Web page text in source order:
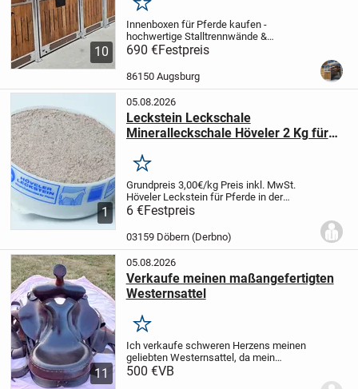
10
Merken
Innenboxen für Pferde kaufen -
hochwertige Stalltrennwände &
Boxensysteme vom Hersteller
Hochwertige Innenboxen für Pferde und
stabile Trennwände für moderne
PferdeställeUnsere Innenboxen für...
690 €Festpreis
86150 Augsburg
1
05.08.2026
Leckstein Leckschale
Mineralleckschale Höveler 2 Kg für
Merken
Grundpreis 3,00€/kgPreis inkl. MwSt.
Höveler Leckstein für Pferde in der
handlichen 2 Kg Schale.
Versorgung mit allen lebenswichtigen
Mineralien und Spurenelementen.
6 €Festpreis
03159 Döbern (Derbno)
11
05.08.2026
Verkaufe meinen maßangefertigten
Westernsattel
Merken
Ich verkaufe schweren Herzens meinen
geliebten Westernsattel, da mein
Haflinger inzwischen zu alt geworden ist
500 €VB